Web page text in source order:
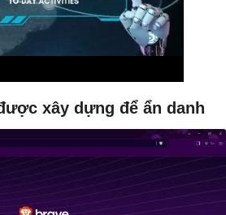
xây dựng để ẩn danh